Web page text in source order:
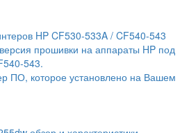
HP CF530-533A / CF540-543
прошивки на аппараты HP под
543.
ПО, которое установлено на Вашем